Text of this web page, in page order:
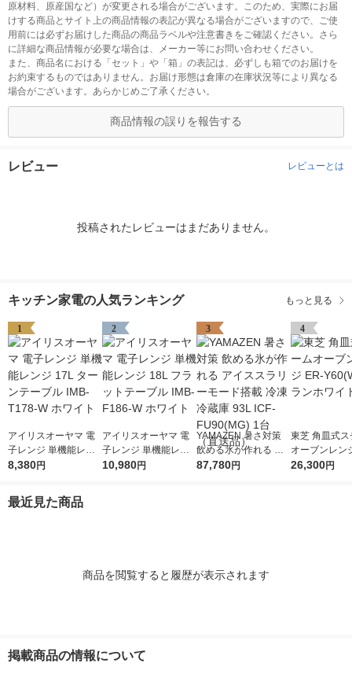
原材料、原産国など）が変更される場合がございます。このため、実際にお届
けする商品とサイト上の商品情報の表記が異なる場合がございますので、ご使
用前には必ずお届けした商品の商品ラベルや注意書きをご確認ください。さら
に詳細な商品情報が必要な場合は、メーカー等にお問い合わせください。
また、商品名における「セット」や「箱」の表記は、必ずしも箱でのお届けを
お約束するものではありません。お届け形態は倉庫の在庫状況等により異なる
場合がございます。あらかじめご了承ください。
商品情報の誤りを報告する
レビュー レビューとは
投稿されたレビューはまだありません。
キッチン家電の人気ランキング もっと見る
1
アイリスオーヤマ 電
子レンジ 単機能レン
ジ 17L ターンテーブ
8,380円
2
アイリスオーヤマ 電
子レンジ 単機能レン
ジ 18L フラットテー
10,980円
3
YAMAZEN 暑さ対策
飲める氷が作れる ア
イススラリーモード搭
87,780円
4
東芝 角皿式ス
オーブンレン
60(W) グラン
26,300円
最近見た商品
商品を閲覧すると履歴が表示されます
掲載商品の情報について